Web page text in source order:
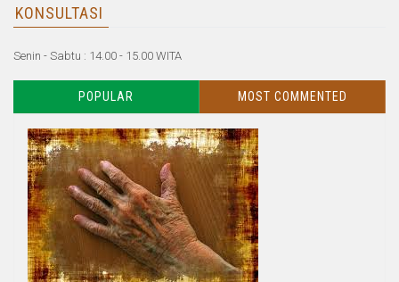
KONSULTASI
Senin - Sabtu : 14.00 - 15.00 WITA
POPULAR MOST COMMENTED